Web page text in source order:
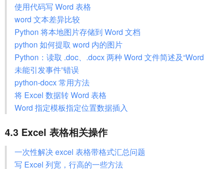
使用代码写 Word 表格
word 文本差异比较
Python 将本地图片存储到 Word 文档
python 如何提取 word 内的图片
Python：读取 .doc、.docx 两种 Word 文件简述及“Word
未能引发事件”错误
python-docx 常用方法
将 Excel 数据转 Word 表格
Word 指定模板指定位置数据插入
4.3 Excel 表格相关操作
一次性解决 excel 表格带格式汇总问题
写 Excel 列宽，行高的一些方法